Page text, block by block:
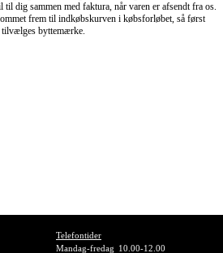
dig sammen med faktura, når varen er afsendt fra os.
frem til indkøbskurven i købsforløbet, så først
tilvælges byttemærke.
Telefontider
Mandag-fredag 10.00-12.00